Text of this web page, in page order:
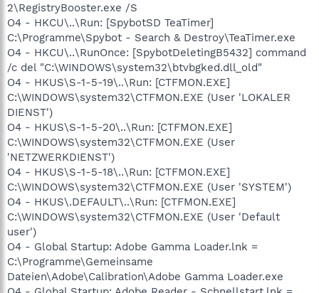
2\RegistryBooster.exe /S
O4 - HKCU\..\Run: [SpybotSD TeaTimer]
C:\Programme\Spybot - Search & Destroy\TeaTimer.exe
O4 - HKCU\..\RunOnce: [SpybotDeletingB5432] command
/c del "C:\WINDOWS\system32\btvbgked.dll_old"
O4 - HKUS\S-1-5-19\..\Run: [CTFMON.EXE]
C:\WINDOWS\system32\CTFMON.EXE (User 'LOKALER
DIENST')
O4 - HKUS\S-1-5-20\..\Run: [CTFMON.EXE]
C:\WINDOWS\system32\CTFMON.EXE (User
'NETZWERKDIENST')
O4 - HKUS\S-1-5-18\..\Run: [CTFMON.EXE]
C:\WINDOWS\system32\CTFMON.EXE (User 'SYSTEM')
O4 - HKUS\.DEFAULT\..\Run: [CTFMON.EXE]
C:\WINDOWS\system32\CTFMON.EXE (User 'Default
user')
O4 - Global Startup: Adobe Gamma Loader.lnk =
C:\Programme\Gemeinsame
Dateien\Adobe\Calibration\Adobe Gamma Loader.exe